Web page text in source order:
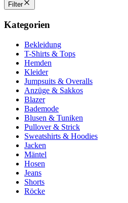
Filter
Kategorien
Bekleidung
T-Shirts & Tops
Hemden
Kleider
Jumpsuits & Overalls
Anzüge & Sakkos
Blazer
Bademode
Blusen & Tuniken
Pullover & Strick
Sweatshirts & Hoodies
Jacken
Mäntel
Hosen
Jeans
Shorts
Röcke